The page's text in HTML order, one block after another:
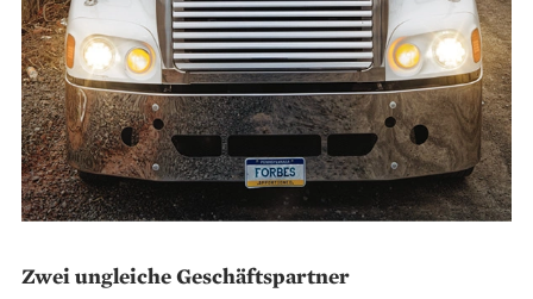
Zwei ungleiche Geschäftspartner